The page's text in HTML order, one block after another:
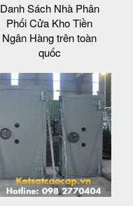
Danh Sách Nhà Phân
Phối Cửa Kho Tiền
Ngân Hàng trên toàn
quốc